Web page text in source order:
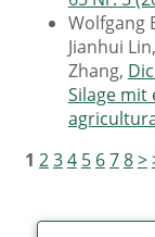
Wolfgang
Jianhui
Zhang,
Silage
1 234 5 678>